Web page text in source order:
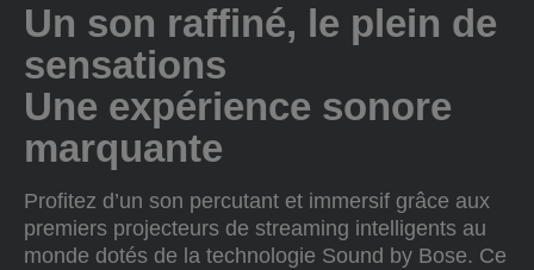
Un son raffiné, le plein de
sensations
Une expérience sonore
marquante
Profitez d’un son percutant et immersif grâce aux
premiers projecteurs de streaming intelligents au
monde dotés de la technologie Sound by Bose. Ce